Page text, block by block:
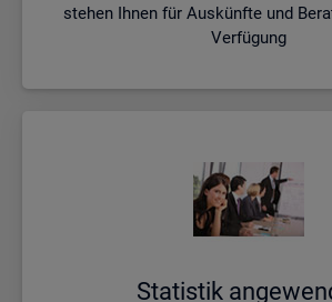
stehen Ihnen für Auskünfte und
Verfügung
Sta­tis­tik